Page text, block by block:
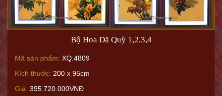
Bộ Hoa Dã Quỳ 1,2,3,4
Mã sản phẩm: XQ.4809
Kích thước: 200 x 95cm
Giá: 395.720.000VNĐ